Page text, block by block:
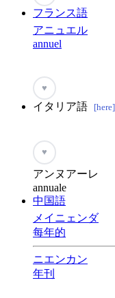
フランス語
アニュエル
annuel
♥
イタリア語 [here]
♥
アンヌアーレ
annuale
中国語
メイニェンダ
每年的
ニエンカン
年刊